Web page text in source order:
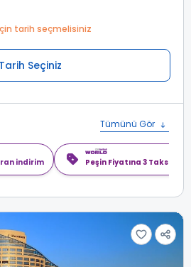
tarih seçmelisiniz
Tarih Seçiniz
Tümünü Gör
indirim Peşin Fiyatına 3 Taksit